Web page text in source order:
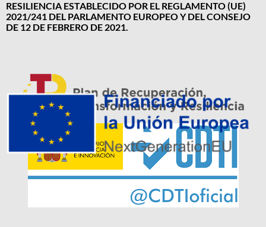
RESILIENCIA ESTABLECIDO POR EL REGLAMENTO (UE)
2021/241 DEL PARLAMENTO EUROPEO Y DEL CONSEJO
DE 12 DE FEBRERO DE 2021.